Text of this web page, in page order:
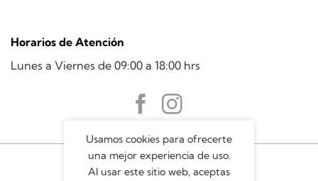
Horarios de Atención
Lunes a Viernes de 09:00 a 18:00 hrs
Usamos cookies para ofrecerte
una mejor experiencia de uso.
Al usar este sitio web, aceptas